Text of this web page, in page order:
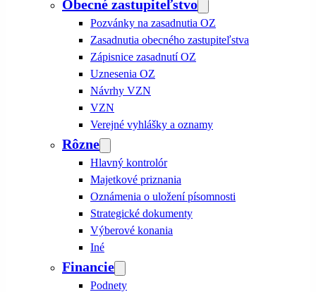
Obecné zastupiteľstvo
Pozvánky na zasadnutia OZ
Zasadnutia obecného zastupiteľstva
Zápisnice zasadnutí OZ
Uznesenia OZ
Návrhy VZN
VZN
Verejné vyhlášky a oznamy
Rôzne
Hlavný kontrolór
Majetkové priznania
Oznámenia o uložení písomnosti
Strategické dokumenty
Výberové konania
Iné
Financie
Podnety